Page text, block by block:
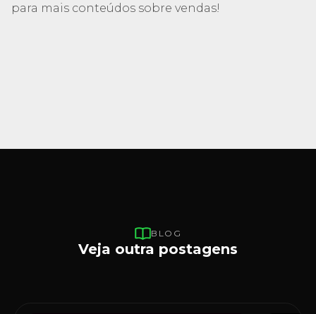
para mais conteúdos sobre vendas!
BLOG
Veja outra postagens